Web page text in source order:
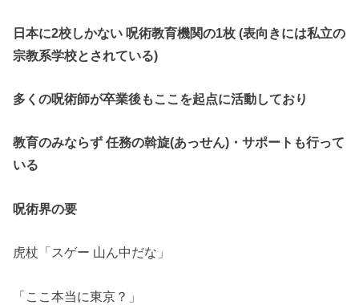
日本に2校しかない 呪術教育機関の1枚 (表向きには私立の
宗教系学校とされている)
多くの呪術師が卒業後もここを起点に活動しており
教育のみならず 任務の斡旋(あっせん)・サポートも行って
いる
呪術界の要
虎杖「スゲー 山ん中だな」
「ここ本当に東京？」